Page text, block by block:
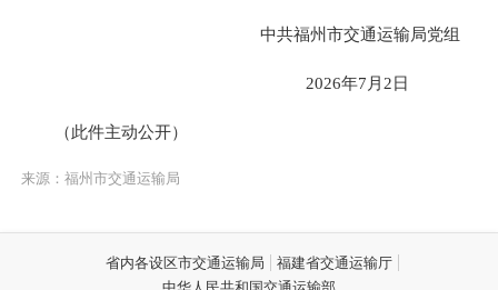
中共福州市交通运输局党组
2026年7月2日
（此件主动公开）
来源：福州市交通运输局
省内各设区市交通运输局
福建省交通运输厅
中华人民共和国交通运输部